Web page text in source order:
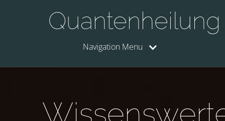
Quantenheilung
Navigation Menu